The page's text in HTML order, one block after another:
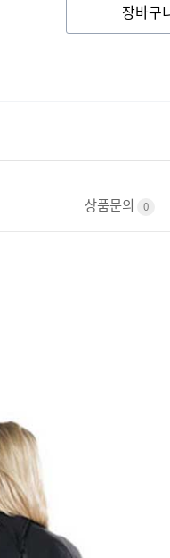
장바구
상품문의 0